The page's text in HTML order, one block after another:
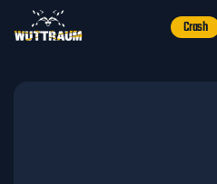
Crash
Kategorie: Blog
Hello world!
Welcome to WordPress. This is your first post.